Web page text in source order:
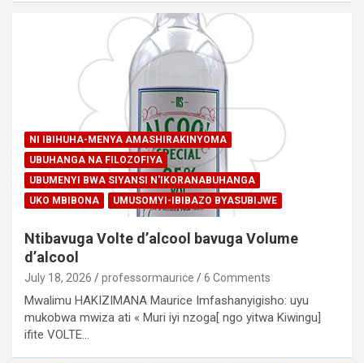
NI IBIHUHA-MENYA AMASHIRAKINYOMA
UBUHANGA NA FILOZOFIYA
UBUMENYI BWA SIYANSI N'IKORANABUHANGA
UKO MBIBONA
UMUSOMYI-IBIBAZO BYASUBIJWE
Ntibavuga Volte d’alcool bavuga Volume
d’alcool
July 18, 2026 professormaurice 6 Comments
Mwalimu HAKIZIMANA Maurice Imfashanyigisho: uyu
mukobwa mwiza ati « Muri iyi nzoga[ ngo yitwa Kiwingu]
ifite VOLTE…